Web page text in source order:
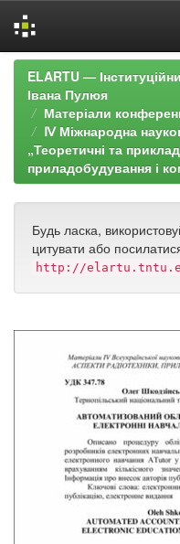
Skip
navigation
ELARTU —
Івана Пулюя
Матеріали
Ⅳ Міжнародна
„Теоретичні та
приладобудування і
Будь ласка,
цитувати або
http://